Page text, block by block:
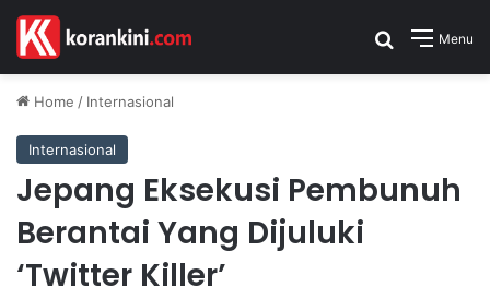
Menu
Search for
Home / Internasional
Internasional
Jepang Eksekusi Pembunuh
Berantai Yang Dijuluki
‘Twitter Killer’